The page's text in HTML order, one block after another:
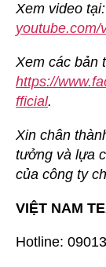
Xem video tại:
youtube.com/
Xem các bản
https://
fficial.
Xin chân
tưởng và lựa
của công ty
VIỆT NAM
Hotline: